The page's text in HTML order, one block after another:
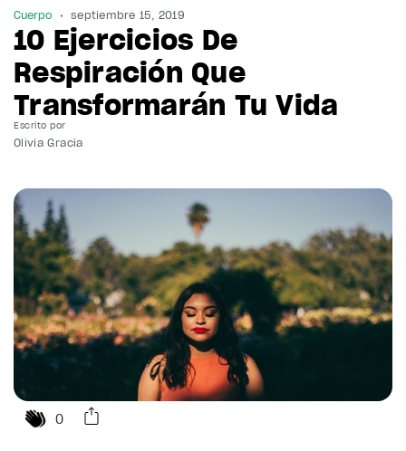
Cuerpo septiembre 15, 2019
10 Ejercicios De
Respiración Que
Transformarán Tu Vida
Escrito por
Olivia Gracia
0